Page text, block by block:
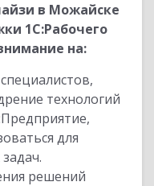
в Можайске
1С:Рабочего
на:
технологий
для
решений